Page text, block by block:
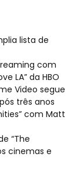
lista de
com
LA” da HBO
Video segue
três anos
com Matt
“The
cinemas e